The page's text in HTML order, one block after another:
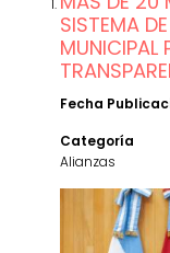
SISTEMA
MUNICIPAL
Fecha
Categoría
Alianzas